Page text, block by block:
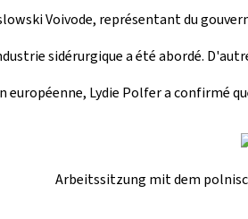
Voivode, représentant du
sidérurgique a été abordé.
Lydie Polfer a confirmé
Arbeitssitzung mit dem